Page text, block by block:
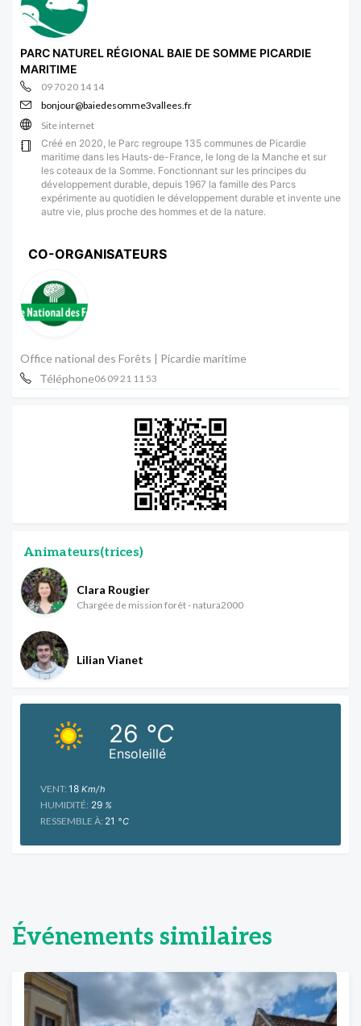
PARC NATUREL RÉGIONAL BAIE DE SOMME PICARDIE
MARITIME
09 70 20 14 14
bonjour@baiedesomme3vallees.fr
Site internet
Créé en 2020, le Parc regroupe 135 communes de Picardie
maritime dans les Hauts-de-France, le long de la Manche et sur
les coteaux de la Somme. Fonctionnant sur les principes du
développement durable, depuis 1967 la famille des Parcs
expérimente au quotidien le développement durable et invente une
autre vie, plus proche des hommes et de la nature.
CO-ORGANISATEURS
Office national des Forêts | Picardie maritime
Téléphone06 09 21 11 53
Animateurs(trices)
Clara Rougier
Chargée de mission forêt - natura2000
Lilian Vianet
Ensoleillé
26 °C
VENT: 18 Km/h
HUMIDITÉ: 29 %
RESSEMBLE À: 21 °C
Événements similaires